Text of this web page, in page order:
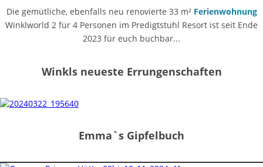
Die gemütliche, ebenfalls neu renovierte 33 m² Ferienwohnung
Winklworld 2 für 4 Personen im Predigtstuhl Resort ist seit Ende
2023 für euch buchbar...
Winkls neueste Errungenschaften
Emma`s Gipfelbuch